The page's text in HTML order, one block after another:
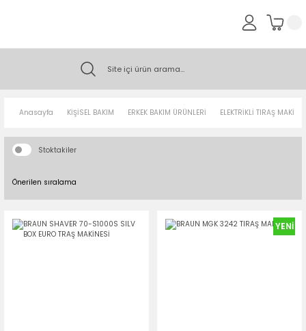
Anasayfa KİŞİSEL BAKIM ERKEK BAKIM ÜRÜNLERİ ELEKTRİKLİ TIRAŞ
Stoktakiler
YENİ